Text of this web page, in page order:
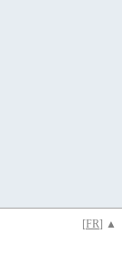
[FR] ▲